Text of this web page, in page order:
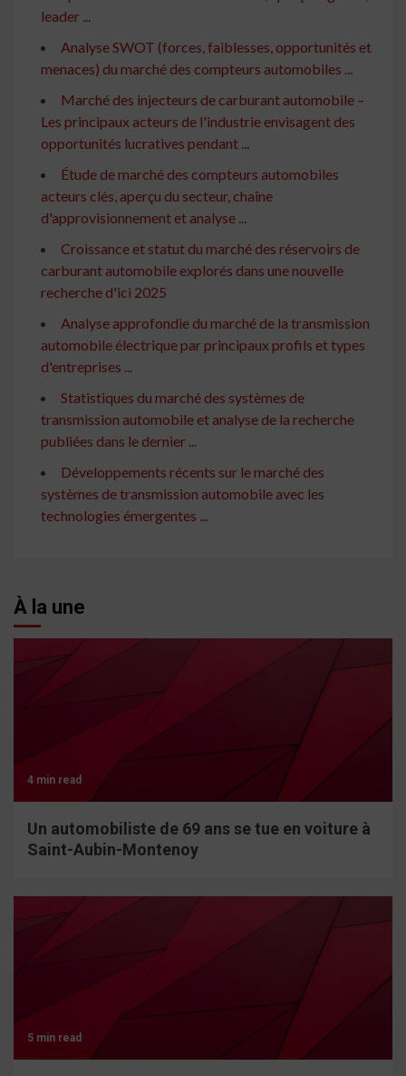
leader ...
Analyse SWOT (forces, faiblesses, opportunités et
menaces) du marché des compteurs automobiles ...
Marché des injecteurs de carburant automobile –
Les principaux acteurs de l'industrie envisagent des
opportunités lucratives pendant ...
Étude de marché des compteurs automobiles
acteurs clés, aperçu du secteur, chaîne
d'approvisionnement et analyse ...
Croissance et statut du marché des réservoirs de
carburant automobile explorés dans une nouvelle
recherche d'ici 2025
Analyse approfondie du marché de la transmission
automobile électrique par principaux profils et types
d'entreprises ...
Statistiques du marché des systèmes de
transmission automobile et analyse de la recherche
publiées dans le dernier ...
Développements récents sur le marché des
systèmes de transmission automobile avec les
technologies émergentes ...
À la une
4 min read
Un automobiliste de 69 ans se tue en voiture à
Saint-Aubin-Montenoy
5 min read